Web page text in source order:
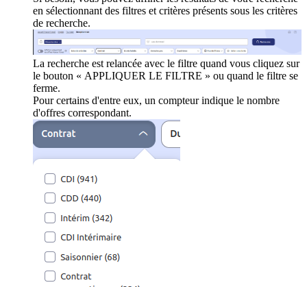
en sélectionnant des filtres et critères présents sous les critères
de recherche.
La recherche est relancée avec le filtre quand vous cliquez sur
le bouton « APPLIQUER LE FILTRE » ou quand le filtre se
ferme.
Pour certains d'entre eux, un compteur indique le nombre
d'offres correspondant.